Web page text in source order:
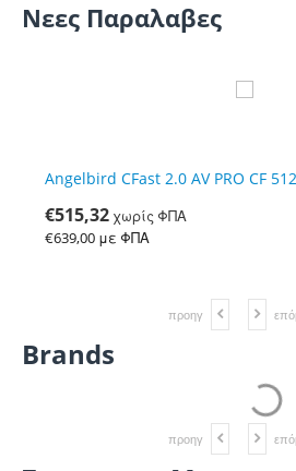
Νεες Παραλαβες
Angelbird CFast 2.0 AV PRO CF
€515,32 χωρίς ΦΠΑ
€639,00 με ΦΠΑ
προηγ
Brands
προηγ